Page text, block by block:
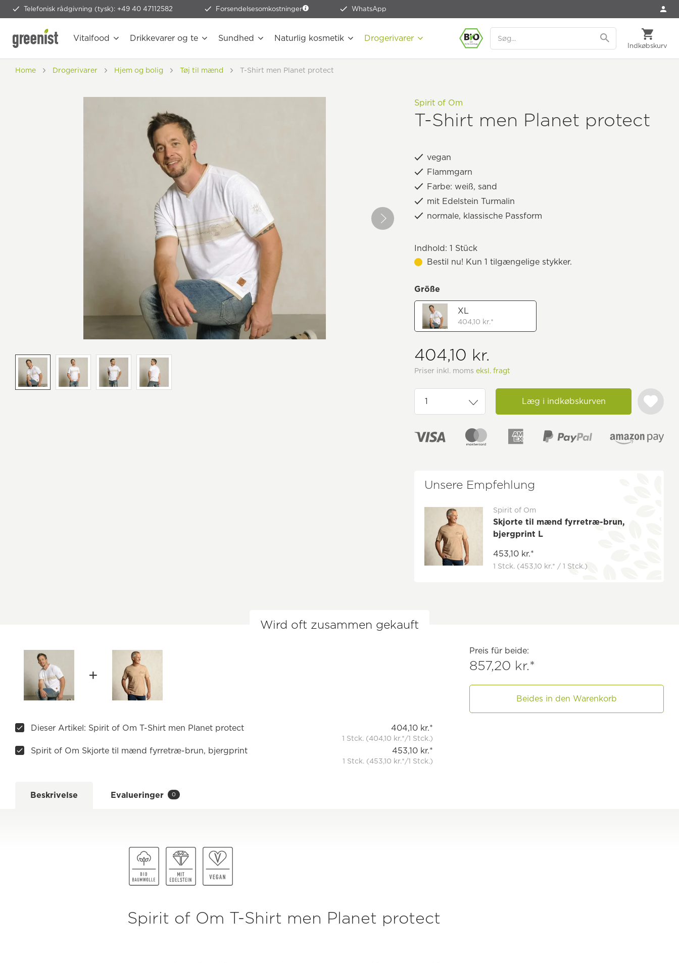
Telefonisk rådgivning (tysk): +49 40 47112582 Forsendelsesomkostninger WhatsApp
Indkøbskurv
Vitalfood Drikkevarer og te Sundhed Naturlig kosmetik Drogerivarer
Home Drogerivarer Hjem og bolig Tøj til mænd T-Shirt men Planet protect
Spirit of Om
T-Shirt men Planet protect
vegan
Flammgarn
Farbe: weiß, sand
mit Edelstein Turmalin
normale, klassische Passform
Indhold: 1 Stück
Bestil nu! Kun 1 tilgængelige stykker.
Größe
XL
404,10 kr.*
404,10 kr.
Priser inkl. momseksl. fragt
Læg i indkøbskurven
Unsere Empfehlung
Spirit of Om
Skjorte til mænd fyrretræ-brun,
bjergprint L
453,10 kr.*
1 Stck. (453,10 kr.* / 1 Stck.)
Wird oft zusammen gekauft
Preis für beide:
857,20 kr.*
Beides in den Warenkorb
Dieser Artikel: Spirit of Om T-Shirt men Planet protect 404,10 kr.*
1 Stck. (404,10 kr.*/1 Stck.)
Spirit of Om Skjorte til mænd fyrretræ-brun, bjergprint 453,10 kr.*
1 Stck. (453,10 kr.*/1 Stck.)
Beskrivelse Evalueringer 0
Spirit of Om T-Shirt men Planet protect